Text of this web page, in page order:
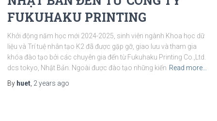
FUKUHAKU PRINTING
Khởi động năm học mới 2024-2025, sinh viên ngành Khoa học dữ
liệu và Trí tuệ nhân tạo K2 đã được gặp gỡ, giao lưu và tham gia
khóa đào tạo bởi các chuyên gia đến từ Fukuhaku Printing Co.,Ltd.
dcs tokyo, Nhật Bản. Ngoài được đào tạo những kiến Read more…
By huet 2 years ago